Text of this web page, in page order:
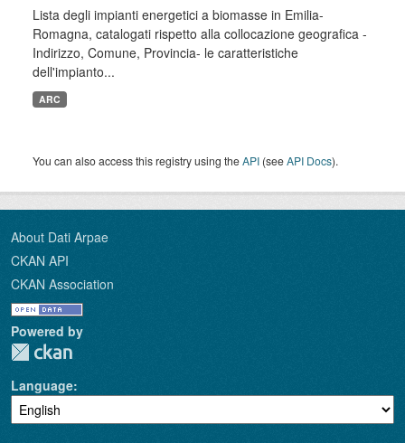
Lista degli impianti energetici a biomasse in Emilia-
Romagna, catalogati rispetto alla collocazione geografica -
Indirizzo, Comune, Provincia- le caratteristiche
dell'impianto...
ARC
You can also access this registry using theAPI (seeAPI Docs).
About Dati Arpae
CKAN API
CKAN Association
Powered by
Language